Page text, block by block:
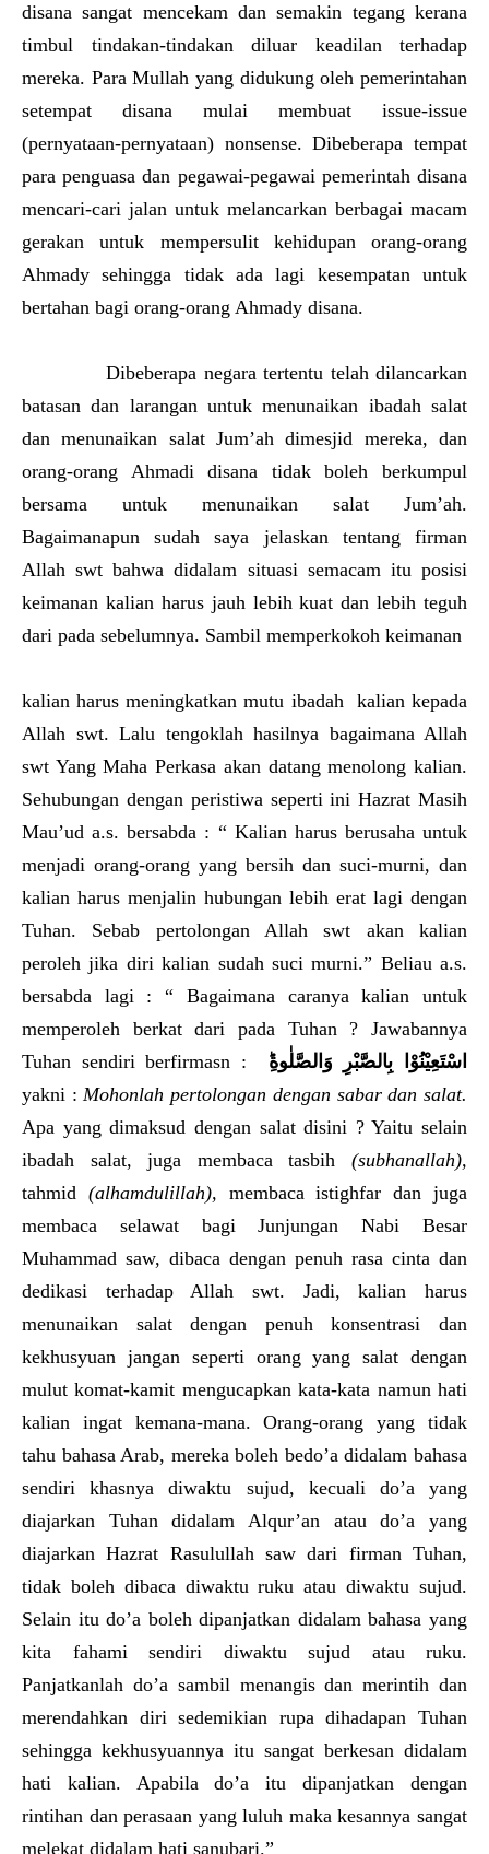
disana sangat mencekam dan semakin tegang kerana
timbul tindakan-tindakan diluar keadilan terhadap
mereka. Para Mullah yang didukung oleh pemerintahan
setempat disana mulai membuat issue-issue
(pernyataan-pernyataan) nonsense. Dibeberapa tempat
para penguasa dan pegawai-pegawai pemerintah disana
mencari-cari jalan untuk melancarkan berbagai macam
gerakan untuk mempersulit kehidupan orang-orang
Ahmady sehingga tidak ada lagi kesempatan untuk
bertahan bagi orang-orang Ahmady disana.
Dibeberapa negara tertentu telah dilancarkan
batasan dan larangan untuk menunaikan ibadah salat
dan menunaikan salat Jum’ah dimesjid mereka, dan
orang-orang Ahmadi disana tidak boleh berkumpul
bersama untuk menunaikan salat Jum’ah.
Bagaimanapun sudah saya jelaskan tentang firman
Allah swt bahwa didalam situasi semacam itu posisi
keimanan kalian harus jauh lebih kuat dan lebih teguh
dari pada sebelumnya. Sambil memperkokoh keimanan
kalian harus meningkatkan mutu ibadah kalian kepada
Allah swt. Lalu tengoklah hasilnya bagaimana Allah
swt Yang Maha Perkasa akan datang menolong kalian.
Sehubungan dengan peristiwa seperti ini Hazrat Masih
Mau’ud a.s. bersabda : “ Kalian harus berusaha untuk
menjadi orang-orang yang bersih dan suci-murni, dan
kalian harus menjalin hubungan lebih erat lagi dengan
Tuhan. Sebab pertolongan Allah swt akan kalian
peroleh jika diri kalian sudah suci murni.” Beliau a.s.
bersabda lagi : “ Bagaimana caranya kalian untuk
memperoleh berkat dari pada Tuhan ? Jawabannya
Tuhan sendiri berfirmasn : اسْتَعِيْنُوْا بِالصَّبْرِ وَالصَّلٰوةِ
yakni :Mohonlah pertolongan dengan sabar dan salat.
Apa yang dimaksud dengan salat disini ? Yaitu selain
ibadah salat, juga membaca tasbih (subhanallah),
tahmid (alhamdulillah), membaca istighfar dan juga
membaca selawat bagi Junjungan Nabi Besar
Muhammad saw, dibaca dengan penuh rasa cinta dan
dedikasi terhadap Allah swt. Jadi, kalian harus
menunaikan salat dengan penuh konsentrasi dan
kekhusyuan jangan seperti orang yang salat dengan
mulut komat-kamit mengucapkan kata-kata namun hati
kalian ingat kemana-mana. Orang-orang yang tidak
tahu bahasa Arab, mereka boleh bedo’a didalam bahasa
sendiri khasnya diwaktu sujud, kecuali do’a yang
diajarkan Tuhan didalam Alqur’an atau do’a yang
diajarkan Hazrat Rasulullah saw dari firman Tuhan,
tidak boleh dibaca diwaktu ruku atau diwaktu sujud.
Selain itu do’a boleh dipanjatkan didalam bahasa yang
kita fahami sendiri diwaktu sujud atau ruku.
Panjatkanlah do’a sambil menangis dan merintih dan
merendahkan diri sedemikian rupa dihadapan Tuhan
sehingga kekhusyuannya itu sangat berkesan didalam
hati kalian. Apabila do’a itu dipanjatkan dengan
rintihan dan perasaan yang luluh maka kesannya sangat
melekat didalam hati sanubari.”